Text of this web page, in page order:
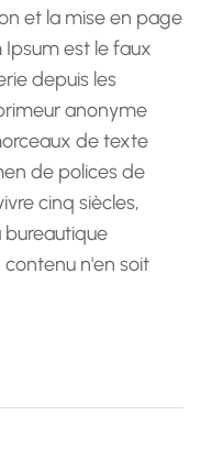
et la mise en page
Ipsum est le faux
depuis les
anonyme
de texte
de polices de
cinq siècles,
bureautique
n'en soit